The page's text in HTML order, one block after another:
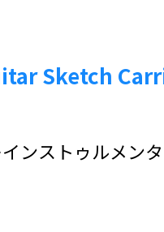
Sketch
ンストゥルメン